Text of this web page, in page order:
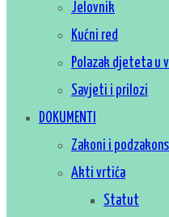
Jelovnik
Kućni red
Polazak djeteta u
Savjeti i prilozi
DOKUMENTI
Zakoni i
Akti vrtića
Statut